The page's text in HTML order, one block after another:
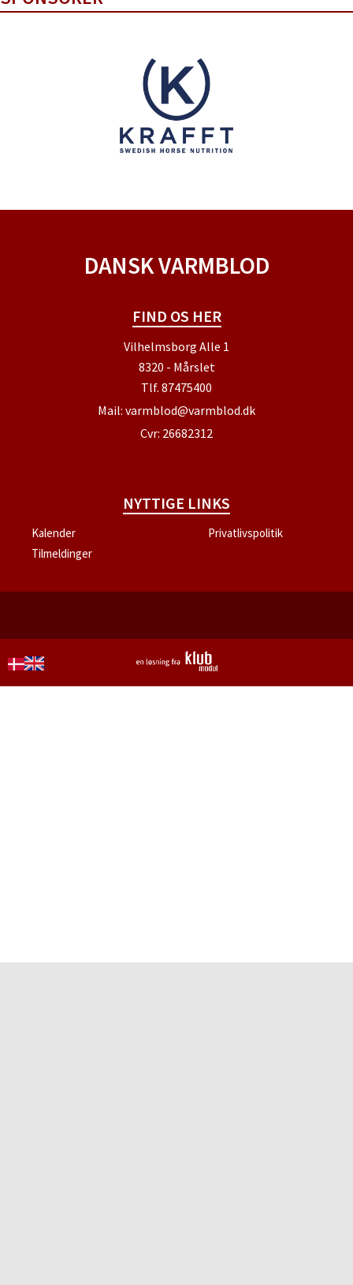
DANSK VARMBLOD
FIND OS HER
Vilhelmsborg Alle 1
8320 - Mårslet
Tlf. 87475400
Mail: varmblod@varmblod.dk
Cvr: 26682312
NYTTIGE LINKS
Kalender
Privatlivspolitik
Tilmeldinger